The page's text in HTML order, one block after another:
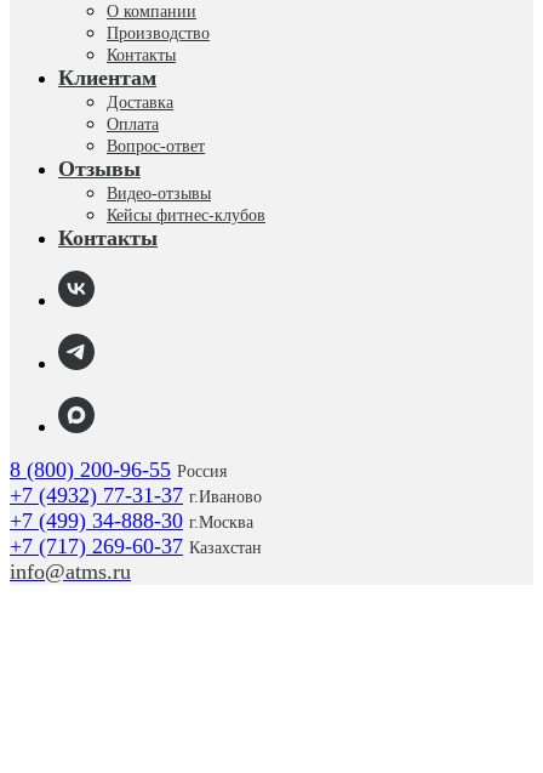
О компании
Производство
Контакты
Клиентам
Доставка
Оплата
Вопрос-ответ
Отзывы
Видео-отзывы
Кейсы фитнес-клубов
Контакты
8 (800) 200-96-55 Россия
+7 (4932) 77-31-37 г.Иваново
+7 (499) 34-888-30 г.Москва
+7 (717) 269-60-37 Казахстан
info@atms.ru